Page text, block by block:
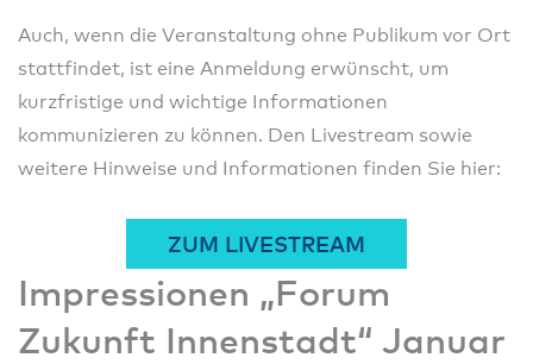
Auch, wenn die Veranstaltung ohne Publikum vor Ort
stattfindet, ist eine Anmeldung erwünscht, um
kurzfristige und wichtige Informationen
kommunizieren zu können. Den Livestream sowie
weitere Hinweise und Informationen finden Sie hier:
ZUM LIVESTREAM
Impressionen „Forum
Zukunft Innenstadt“ Januar